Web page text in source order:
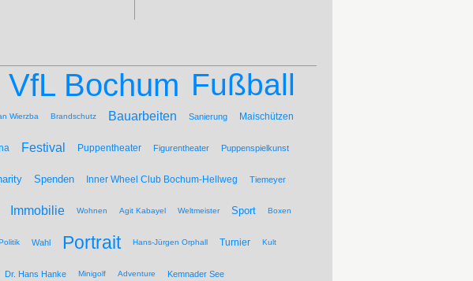
VfL Bochum Fußball
Wierzba Brandschutz Bauarbeiten Sanierung Maischützen
Festival Puppentheater Figurentheater Puppenspielkunst
Spenden Inner Wheel Club Bochum-Hellweg Tiemeyer
Immobilie Wohnen Agit Kabayel Weltmeister Sport Boxen
Wahl Portrait Hans-Jürgen Orphall Turnier Kult
Dr. Hans Hanke Minigolf Adventure Kemnader See